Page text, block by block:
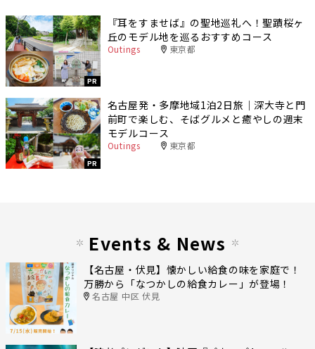
PR
『耳をすませば』の聖地巡礼へ！聖蹟桜ヶ
丘のモデル地を巡るおすすめコース
Outings 東京都
PR
名古屋発・多摩地域1泊2日旅｜深大寺と門
前町で楽しむ、そばグルメと癒やしの週末
モデルコース
Outings 東京都
Events & News
【名古屋・伏見】懐かしい給食の味を家庭で！
万勝から「なつかしの給食カレー」が登場！
名古屋 中区 伏見